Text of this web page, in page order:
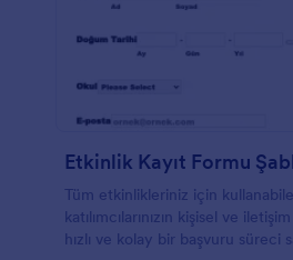
Etkinlik Kayıt Formu
Tüm etkinlikleriniz için
katılımcılarınızın kişisel ve
hızlı ve kolay bir başvuru süreci